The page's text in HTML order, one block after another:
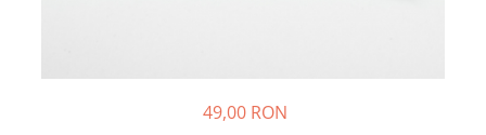
49,00 RON